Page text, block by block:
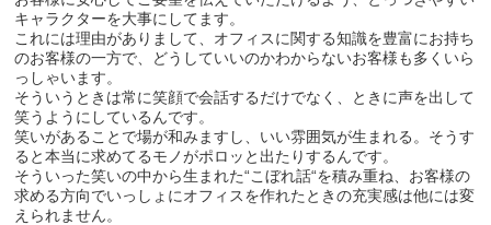
キャラクターを大事にしてます。
これには理由がありまして、オフィスに関する知識を豊富にお持ち
のお客様の一方で、どうしていいのかわからないお客様も多くいら
っしゃいます。
そういうときは常に笑顔で会話するだけでなく、ときに声を出して
笑うようにしているんです。
笑いがあることで場が和みますし、いい雰囲気が生まれる。そうす
ると本当に求めてるモノがポロッと出たりするんです。
そういった笑いの中から生まれた“こぼれ話“を積み重ね、お客様の
求める方向でいっしょにオフィスを作れたときの充実感は他には変
えられません。